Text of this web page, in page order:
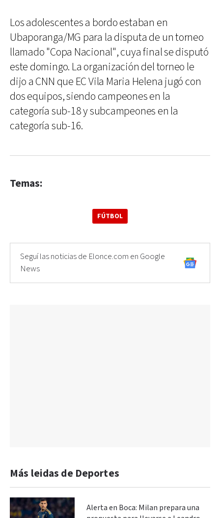
Los adolescentes a bordo estaban en
Ubaporanga/MG para la disputa de un torneo
llamado "Copa Nacional", cuya final se disputó
este domingo. La organización del torneo le
dijo a CNN que EC Vila Maria Helena jugó con
dos equipos, siendo campeones en la
categoría sub-18 y subcampeones en la
categoría sub-16.
Temas:
FÚTBOL
Seguí las noticias de Elonce.com en Google
News
Más leidas de Deportes
Alerta en Boca: Milan prepara una